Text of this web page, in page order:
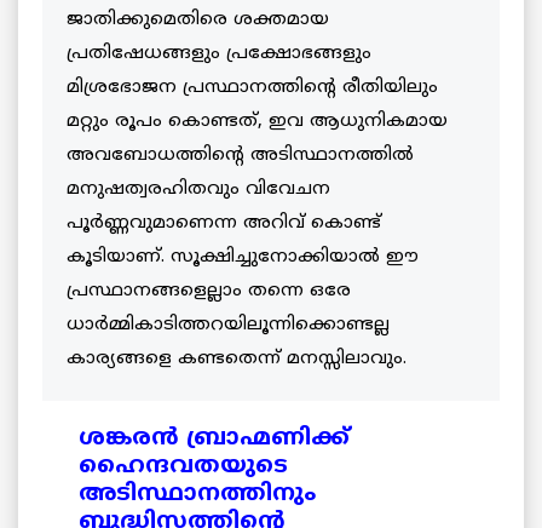
ജാതിക്കുമെതിരെ ശക്തമായ
പ്രതിഷേധങ്ങളും പ്രക്ഷോഭങ്ങളും
മിശ്രഭോജന പ്രസ്ഥാനത്തിന്റെ രീതിയിലും
മറ്റും രൂപം കൊണ്ടത്, ഇവ ആധുനികമായ
അവബോധത്തിന്റെ അടിസ്ഥാനത്തില്‍
മനുഷത്വരഹിതവും വിവേചന
പൂര്‍ണ്ണവുമാണെന്ന അറിവ് കൊണ്ട്
കൂടിയാണ്. സൂക്ഷിച്ചുനോക്കിയാല്‍ ഈ
പ്രസ്ഥാനങ്ങളെല്ലാം തന്നെ ഒരേ
ധാര്‍മ്മികാടിത്തറയിലൂന്നിക്കൊണ്ടല്ല
കാര്യങ്ങളെ കണ്ടതെന്ന് മനസ്സിലാവും.
ശങ്കരന്‍ ബ്രാഹ്മണിക്ക്
ഹൈന്ദവതയുടെ
അടിസ്ഥാനത്തിനും